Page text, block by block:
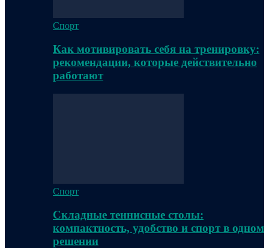
Спорт
Как мотивировать себя на тренировку:
рекомендации, которые действительно
работают
Спорт
Складные теннисные столы:
компактность, удобство и спорт в одном
решении